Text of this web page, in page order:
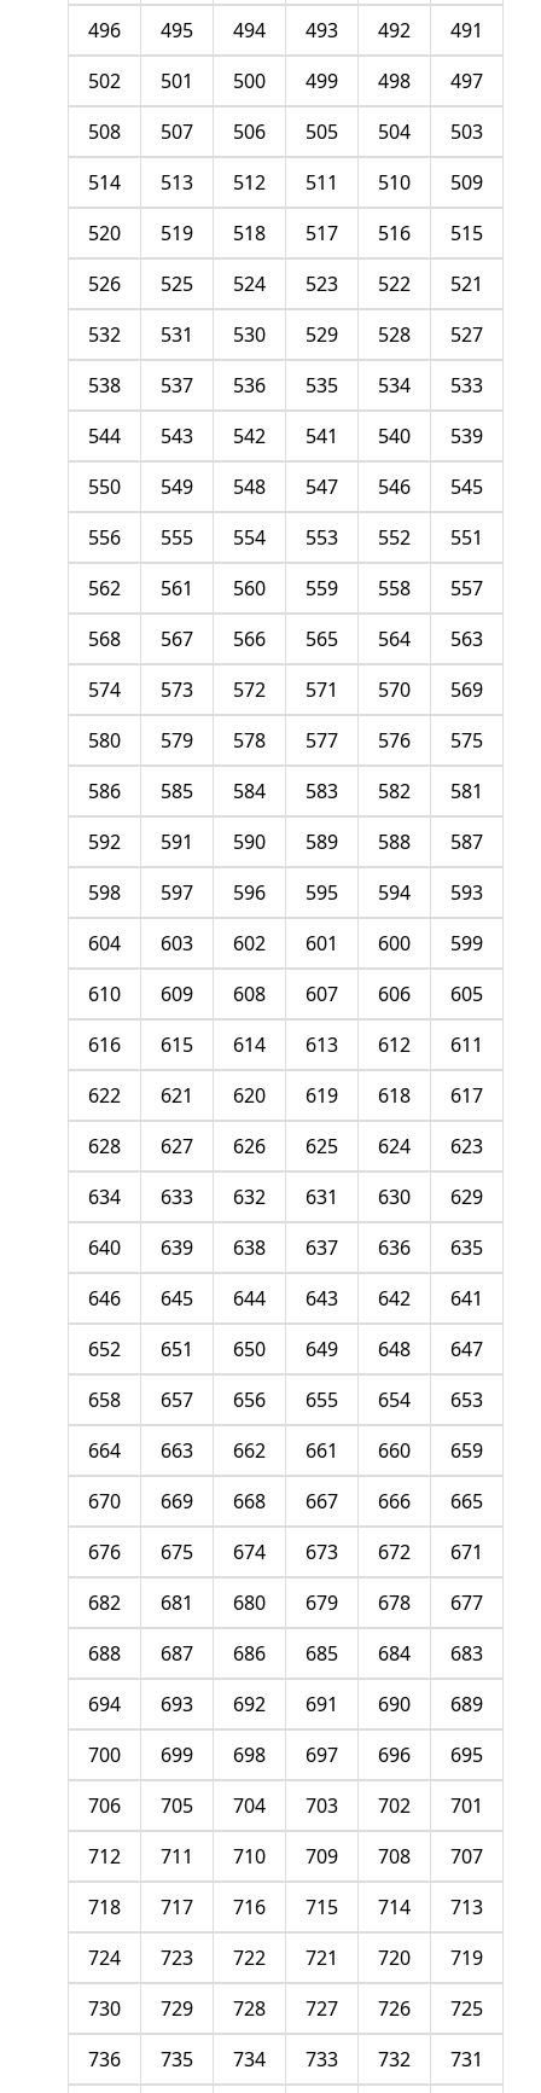
491
492
493
494
495
496
497
498
499
500
501
502
503
504
505
506
507
508
509
510
511
512
513
514
515
516
517
518
519
520
521
522
523
524
525
526
527
528
529
530
531
532
533
534
535
536
537
538
539
540
541
542
543
544
545
546
547
548
549
550
551
552
553
554
555
556
557
558
559
560
561
562
563
564
565
566
567
568
569
570
571
572
573
574
575
576
577
578
579
580
581
582
583
584
585
586
587
588
589
590
591
592
593
594
595
596
597
598
599
600
601
602
603
604
605
606
607
608
609
610
611
612
613
614
615
616
617
618
619
620
621
622
623
624
625
626
627
628
629
630
631
632
633
634
635
636
637
638
639
640
641
642
643
644
645
646
647
648
649
650
651
652
653
654
655
656
657
658
659
660
661
662
663
664
665
666
667
668
669
670
671
672
673
674
675
676
677
678
679
680
681
682
683
684
685
686
687
688
689
690
691
692
693
694
695
696
697
698
699
700
701
702
703
704
705
706
707
708
709
710
711
712
713
714
715
716
717
718
719
720
721
722
723
724
725
726
727
728
729
730
731
732
733
734
735
736